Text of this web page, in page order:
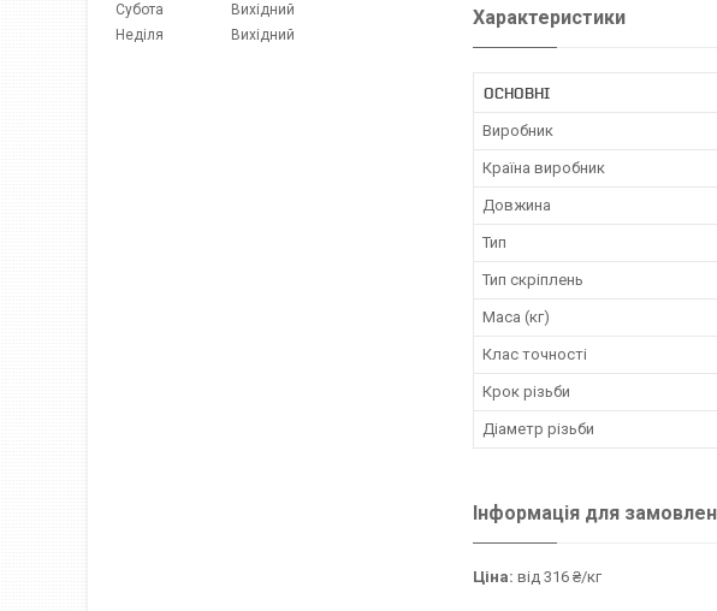
Характеристики
ОСНОВНІ
Виробник
Країна виробник
Довжина
Тип
Тип скріплень
Маса (кг)
Клас точності
Крок різьби
Діаметр різьби
Інформація для
Ціна: від 316 ₴/кг
Субота
Вихідний
Неділя
Вихідний